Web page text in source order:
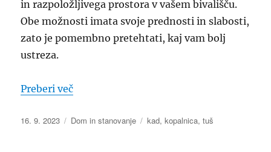
in razpoložljivega prostora v vašem bivališču.
Obe možnosti imata svoje prednosti in slabosti,
zato je pomembno pretehtati, kaj vam bolj
ustreza.
Preberi več“Tuš ali banja?”
Objavljeno
16. 9. 2023 Kategorije
Dom in stanovanje Oznake
kad,kopalnica,tuš